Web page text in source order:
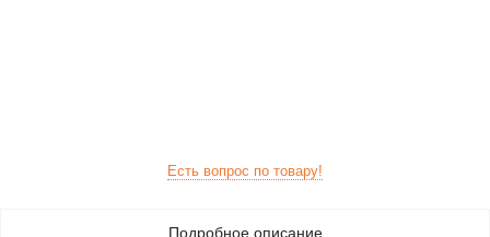
Есть вопрос по товару!
Подробное описание